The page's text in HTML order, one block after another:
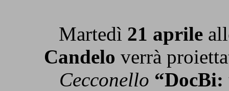
Martedì 21 aprile
Candelo verrà
Cecconello “DocBi: